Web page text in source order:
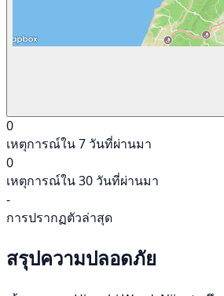
0
เหตุการณ์ใน 7 วันที่ผ่านมา
0
เหตุการณ์ใน 30 วันที่ผ่านมา
-
การปรากฏตัวล่าสุด
สรุปความปลอดภัย